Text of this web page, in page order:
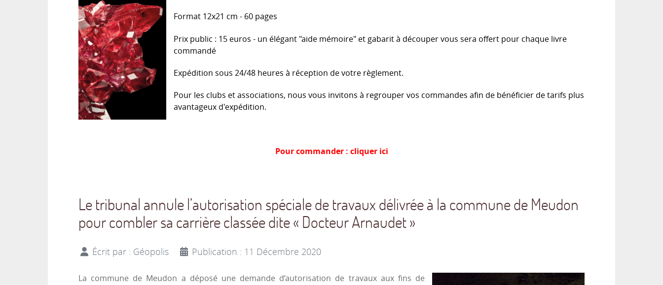
Format 12x21 cm - 60 pages
Prix public : 15 euros - un élégant "aide mémoire" et gabarit à découper vous sera offert pour chaque livre
commandé
Expédition sous 24/48 heures à réception de votre règlement.
Pour les clubs et associations, nous vous invitons à regrouper vos commandes afin de bénéficier de tarifs plus
avantageux d'expédition.
Pour commander : cliquer ici
Le tribunal annule l’autorisation spéciale de travaux délivrée à la commune de Meudon
pour combler sa carrière classée dite « Docteur Arnaudet »
Écrit par : Géopolis Publication : 11 Décembre 2020
La commune de Meudon a déposé une demande d’autorisation de travaux aux fins de